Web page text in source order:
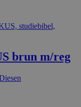
brun m/reg